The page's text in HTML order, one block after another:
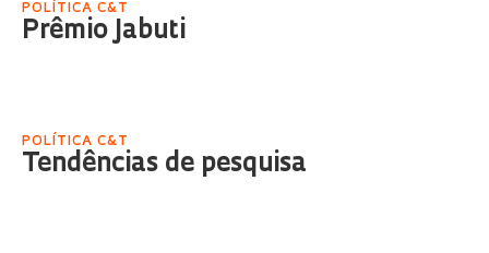
POLÍTICA C&T
Prêmio Jabuti
POLÍTICA C&T
Tendências de pesquisa